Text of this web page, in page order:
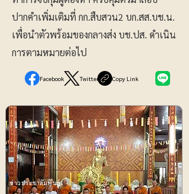
ปากคำเพิ่มเติมที่ กก.สืบสวน2 บก.สส.บช.น.
เพื่อนำตัวพร้อมของกลางส่ง บช.ปส. ดำเนิน
การตามหมายต่อไป
Facebook Twitter Copy Link
ข่าวประชาสัมพันธ์